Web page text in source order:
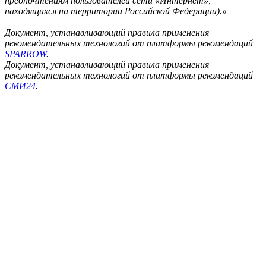
находящихся на территории Российской Федерации).»
Документ, устанавливающий правила применения
рекомендательных технологий от платформы рекомендаций
SPARROW.
Документ, устанавливающий правила применения
рекомендательных технологий от платформы рекомендаций
СМИ24.